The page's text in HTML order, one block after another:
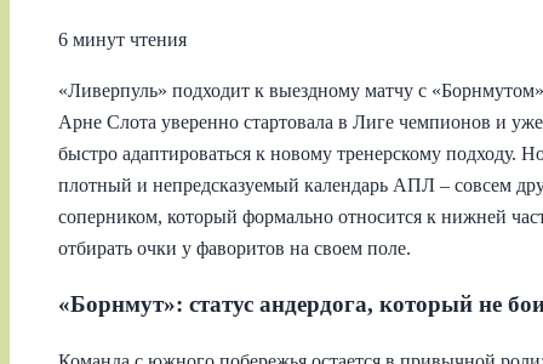
6 минут чтения
«Ливерпуль» подходит к выездному матчу с
Арне Слота уверенно стартовала в Лиге чемпионов и
быстро адаптироваться к новому тренерскому подходу.
плотный и непредсказуемый календарь АПЛ – совсем
соперником, который формально относится к нижней
отбирать очки у фаворитов на своем поле.
«Борнмут»: статус андердога, который не